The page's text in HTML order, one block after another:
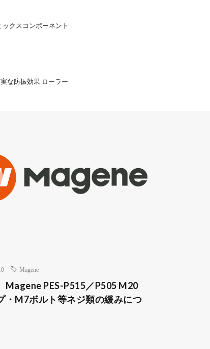
クスコンポーネント
な防振効果 ローラー
Magene
Magene PES-P515／P505 M20
・M7ボルト等ネジ類の緩みにつ